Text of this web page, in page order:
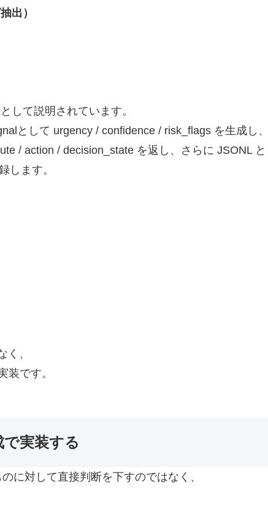
出）
して説明されています。
として urgency / confidence / risk_flags を生成し、
/ action / decision_state を返し、さらに JSONL と
します。
く、
装です。
実装する
に対して直接判断を下すのではなく、